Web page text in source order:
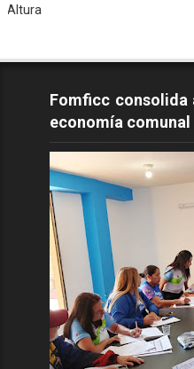
Fomficc consolida
economía comunal